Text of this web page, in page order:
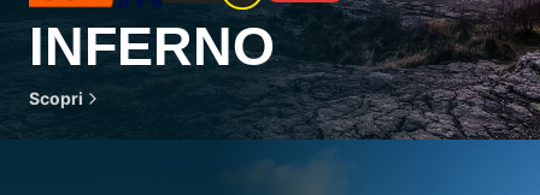
INFERNO
Scopri